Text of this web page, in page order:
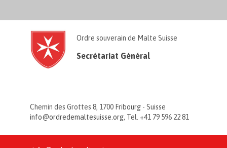
Ordre souverain de Malte Suisse
Secrétariat Général
Chemin des Grottes 8, 1700 Fribourg - Suisse
info@ordredemaltesuisse.org, Tel. +41 79 596 22 81